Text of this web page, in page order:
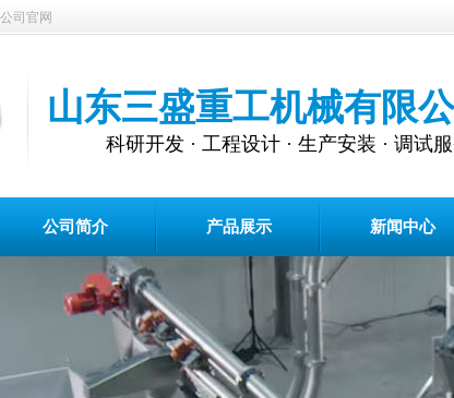
司官网
山东三盛重工机械有限
科研开发 · 工程设计 · 生产安装 · 调试服
公司简介 产品展示 新闻中心